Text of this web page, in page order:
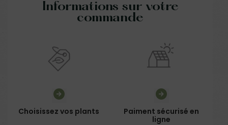
Informations sur votre
commande
Choisissez vos plants
Paiment sécurisé en
ligne